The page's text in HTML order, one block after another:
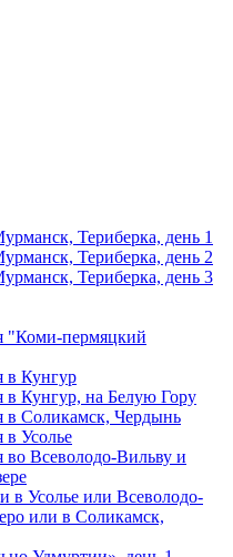
Териберка, день 1
Териберка, день 2
Териберка, день 3
"Коми-пермяцкий
в Кунгур
в Кунгур, на Белую Гору
в Соликамск, Чердынь
в Усолье
во Всеволодо-Вильву и
в Усолье или Всеволодо-
или в Соликамск,